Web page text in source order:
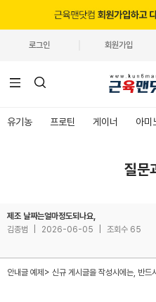
로그인 회원가입
유기농 프로틴 게이너 아미
질문
제조 날짜는얼마정도되나요,
김종범
2026-06-05 조회수 65
안내글 예제> 신규 게시글을 작성시에는, 반드